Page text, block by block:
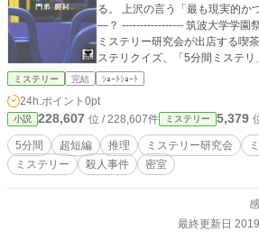
る。 上沢の言う「最も現実的
―？ ----------------- 筑波大学学園
ミステリー研究会が出店する喫
ステリクイズ、「5分間ミステ
答編は、問題編公開の翌日に公
された問題。 RLRという耳慣れ
中でお確かめください。
ミステリー 完結 ｼｮｰﾄｼｮｰﾄ
24h.ポイント 0pt
小説 228,607 位 / 228,607件 ミステリー 5,379
5分間 超短編 推理 ミステリー研究会
ミステリー
殺人事件 密室
最終更新日